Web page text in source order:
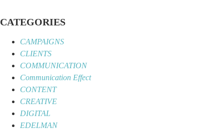
to
CATEGORIES
CAMPAIGNS
CLIENTS
COMMUNICATION
Communication Effect
CONTENT
CREATIVE
DIGITAL
EDELMAN